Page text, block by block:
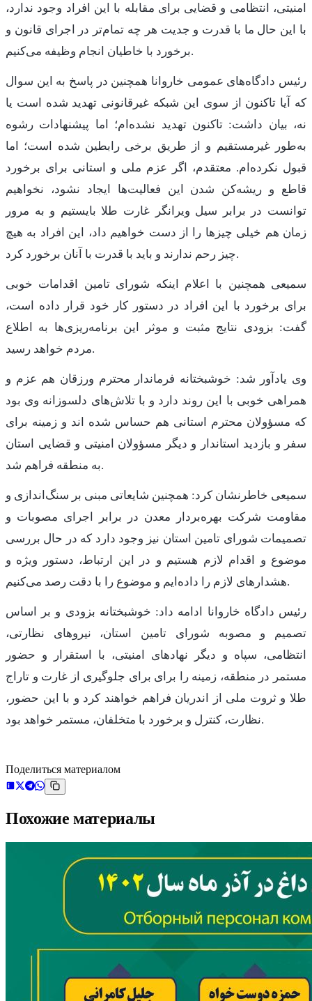
امنیتی، انتظامی و قضایی برای مقابله با این افراد وجود ندارد،
با این حال ما با قدرت و جدیت هر چه تمام‌تر در اجرای قانون و
برخورد با خاطیان انجام وظیفه می‌کنیم.
رئیس دادگاه‌های عمومی خاروانا همچنین در پاسخ به این سوال
که آیا تاکنون از سوی این شبکه غیرقانونی تهدید شده است یا
نه، بیان داشت: تاکنون تهدید نشده‌ام؛ اما پیشنهادات رشوه
به‌طور غیرمستقیم و از طریق برخی رابطین شده است؛ اما
قبول نکرده‌ام. معتقدم، اگر عزم ملی و استانی برای برخورد
قاطع و ریشه‌کن شدن این فعالیت‌ها ایجاد نشود، نخواهیم
توانست در برابر سیل ویرانگر غارت طلا بایستیم و به مرور
زمان هم خیلی چیزها را از دست خواهیم داد، این افراد به هیچ
چیز رحم ندارند و باید با قدرت با آنان برخورد کرد.
سمیعی همچنین با اعلام اینکه شورای تامین اقدامات خوبی
برای برخورد با این افراد در دستور کار خود قرار داده است،
گفت: بزودی نتایج مثبت و موثر این برنامه‌ریزی‌ها به اطلاع
مردم خواهد رسید.
وی یادآور شد: خوشبختانه فرماندار محترم ورزقان هم عزم و
همراهی خوبی با این روند دارد و با تلاش‌های دلسوزانه وی بود
که مسؤولان محترم استانی هم حساس شده اند و زمینه برای
سفر و بازدید استاندار و دیگر مسؤولان امنیتی و قضایی استان
به منطقه فراهم شد.
سمیعی خاطرنشان کرد: همچنین شایعاتی مبنی بر سنگ‌اندازی و
مقاومت شرکت بهره‌بردار معدن در برابر اجرای مصوبات و
تصمیمات شورای تامین استان نیز وجود دارد که در حال بررسی
موضوع و اقدام لازم هستیم و در این ارتباط، دستور ویژه و
هشدارهای لازم را داده‌ایم و موضوع را با دقت رصد می‌کنیم.
رئیس دادگاه خاروانا ادامه داد: خوشبختانه بزودی و بر اساس
تصمیم و مصوبه شورای تامین استان، نیروهای نظارتی،
انتظامی، سپاه و دیگر نهادهای امنیتی، با استقرار و حضور
مستمر در منطقه، زمینه را برای برای جلوگیری از غارت و تاراج
طلا و ثروت ملی از اندریان فراهم خواهند کرد و با این حضور،
نظارت، کنترل و برخورد با متخلفان، مستمر خواهد بود.
Поделиться материалом
Похожие материалы